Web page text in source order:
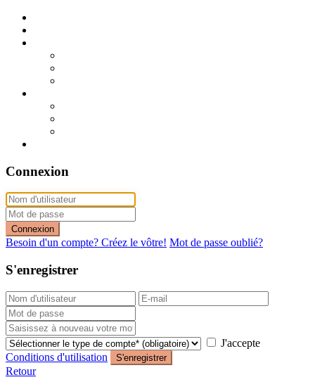
Connexion
Connexion
Besoin d'un compte? Créez le vôtre! Mot de passe oublié?
S'enregistrer
J'accepte
Conditions d'utilisation
S'enregistrer
Retour